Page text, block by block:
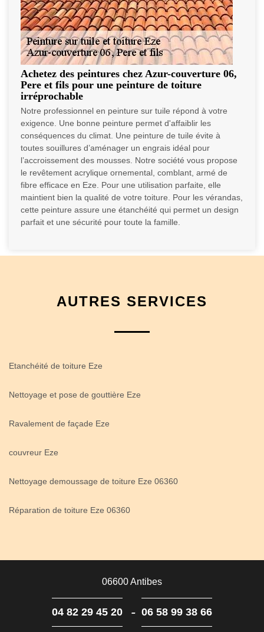
Achetez des peintures chez Azur-couverture 06,
Pere et fils pour une peinture de toiture
irréprochable
Notre professionnel en peinture sur tuile répond à votre
exigence. Une bonne peinture permet d'affaiblir les
conséquences du climat. Une peinture de tuile évite à
toutes souillures d’aménager un engrais idéal pour
l’accroissement des mousses. Notre société vous propose
le revêtement acrylique ornemental, comblant, armé de
fibre efficace en Eze. Pour une utilisation parfaite, elle
maintient bien la qualité de votre toiture. Pour les vérandas,
cette peinture assure une étanchéité qui permet un design
parfait et une sécurité pour toute la famille.
AUTRES SERVICES
Etanchéité de toiture Eze
Nettoyage et pose de gouttière Eze
Ravalement de façade Eze
couvreur Eze
Nettoyage demoussage de toiture Eze 06360
Réparation de toiture Eze 06360
06600 Antibes
04 82 29 45 20 - 06 58 99 38 66